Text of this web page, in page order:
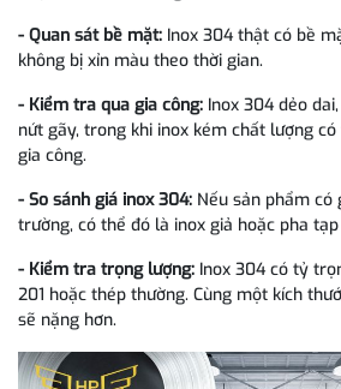
- Quan sát bề mặt: Inox 304 thật có bề
không bị xỉn màu theo thời gian.
- Kiểm tra qua gia công: Inox 304 dẻo
nứt gãy, trong khi inox kém chất lượng
gia công.
- So sánh giá inox 304: Nếu sản phẩm
trường, có thể đó là inox giả hoặc pha
- Kiểm tra trọng lượng: Inox 304 có tỷ
201 hoặc thép thường. Cùng một kích
sẽ nặng hơn.